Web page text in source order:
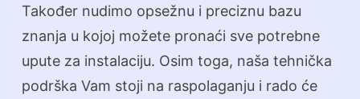
Također nudimo opsežnu i preciznu bazu
znanja u kojoj možete pronaći sve potrebne
upute za instalaciju. Osim toga, naša tehnička
podrška Vam stoji na raspolaganju i rado će